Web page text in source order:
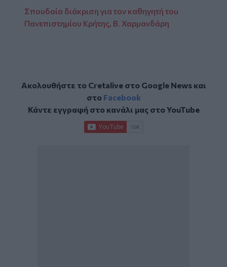
Σπουδαία διάκριση για τον καθηγητή του
Πανεπιστημίου Κρήτης, Β. Χαρμανδάρη
Ακολουθήστε το Cretalive στο Google Newsκαι
στο Facebook
Κάντε εγγραφή στο κανάλι μας στοYouTube